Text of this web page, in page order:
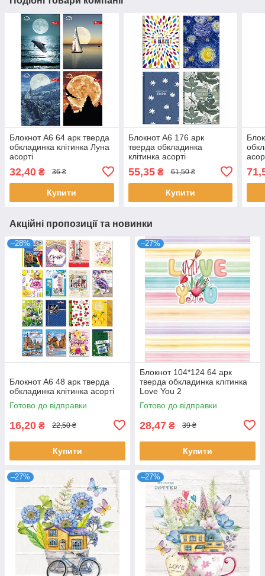
Блокнот А6 64 арк тверда
обкладинка клітинка Луна
асорті
32,40 ₴ 36 ₴
Купити
Блокнот А6 176 арк
тверда обкладинка
клітинка асорті
55,35₴ 61,50 ₴
Купити
Акційні пропозиції та новинки
–28%
Блокнот А6 48 арк тверда
обкладинка клітинка асорті
Готово до відправки
16,20 ₴ 22,50 ₴
Купити
–27%
Блокнот 104*124 64 арк
тверда обкладинка клітинка
Love You 2
Готово до відправки
28,47 ₴ 39 ₴
Купити
–27% –27%